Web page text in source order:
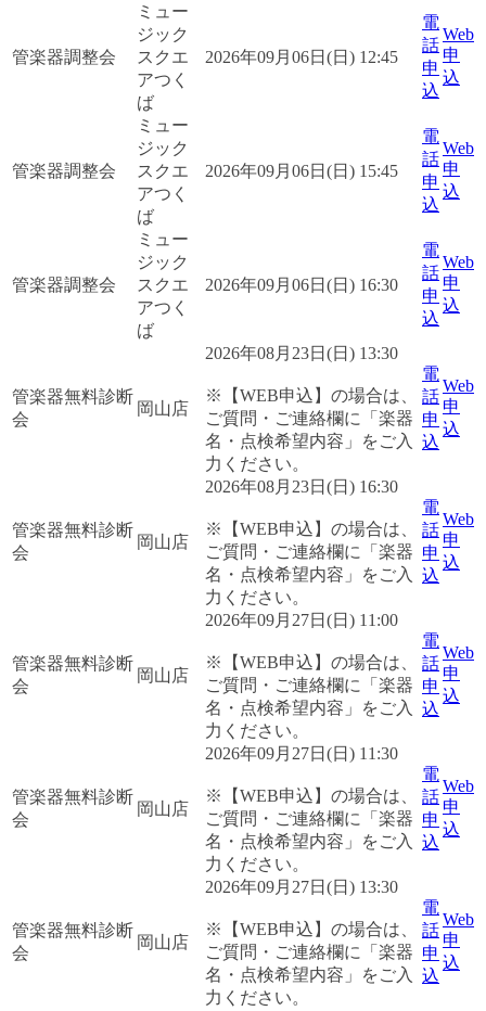
管楽器調整会
ミュー
ジック
スクエ
アつく
ば
2026年09月06日(日) 12:45
電
話
申
込
Web
申
込
管楽器調整会
ミュー
ジック
スクエ
アつく
ば
2026年09月06日(日) 15:45
電
話
申
込
Web
申
込
管楽器調整会
ミュー
ジック
スクエ
アつく
ば
2026年09月06日(日) 16:30
電
話
申
込
Web
申
込
管楽器無料診断
会
岡山店
2026年08月23日(日) 13:30
※【WEB申込】の場合は、
ご質問・ご連絡欄に「楽器
名・点検希望内容」をご入
力ください。
電
話
申
込
Web
申
込
管楽器無料診断
会
岡山店
2026年08月23日(日) 16:30
※【WEB申込】の場合は、
ご質問・ご連絡欄に「楽器
名・点検希望内容」をご入
力ください。
電
話
申
込
Web
申
込
管楽器無料診断
会
岡山店
2026年09月27日(日) 11:00
※【WEB申込】の場合は、
ご質問・ご連絡欄に「楽器
名・点検希望内容」をご入
力ください。
電
話
申
込
Web
申
込
管楽器無料診断
会
岡山店
2026年09月27日(日) 11:30
※【WEB申込】の場合は、
ご質問・ご連絡欄に「楽器
名・点検希望内容」をご入
力ください。
電
話
申
込
Web
申
込
管楽器無料診断
会
岡山店
2026年09月27日(日) 13:30
※【WEB申込】の場合は、
ご質問・ご連絡欄に「楽器
名・点検希望内容」をご入
力ください。
電
話
申
込
Web
申
込